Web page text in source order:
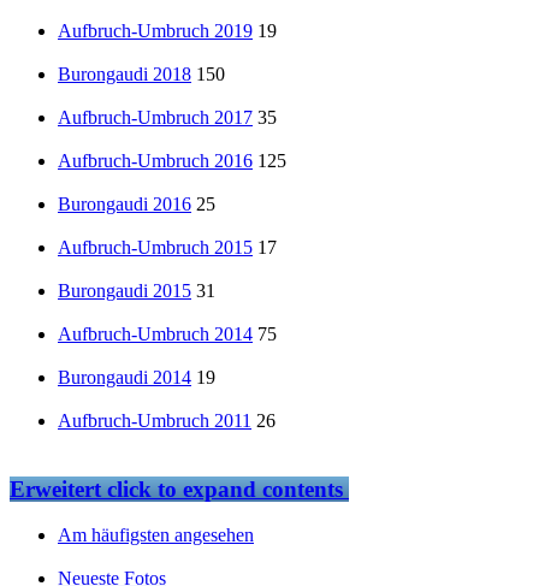
Aufbruch-Umbruch 2019 19
Burongaudi 2018 150
Aufbruch-Umbruch 2017 35
Aufbruch-Umbruch 2016 125
Burongaudi 2016 25
Aufbruch-Umbruch 2015 17
Burongaudi 2015 31
Aufbruch-Umbruch 2014 75
Burongaudi 2014 19
Aufbruch-Umbruch 2011 26
Erweitertclick to expand contents
Am häufigsten angesehen
Neueste Fotos